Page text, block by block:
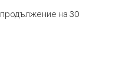
на 30